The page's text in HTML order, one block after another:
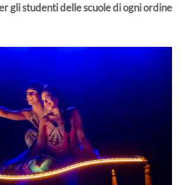
gli studenti delle scuole di ogni ordine